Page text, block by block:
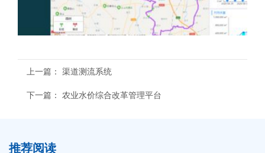
上一篇： 渠道测流系统
下一篇： 农业水价综合改革管理平台
推荐阅读